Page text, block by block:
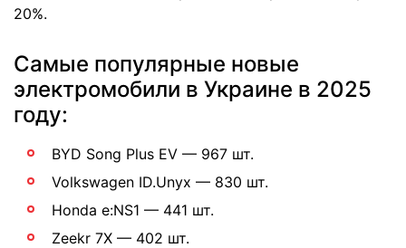
20%.
Самые популярные новые
электромобили в Украине в 2025
году:
BYD Song Plus EV — 967 шт.
Volkswagen ID.Unyx — 830 шт.
Honda e:NS1 — 441 шт.
Zeekr 7X — 402 шт.